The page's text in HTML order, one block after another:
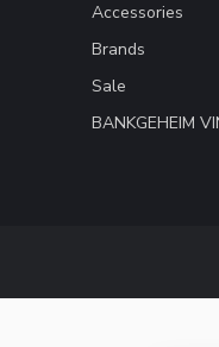
Accessories
Brands
Sale
BANKGEHEIM